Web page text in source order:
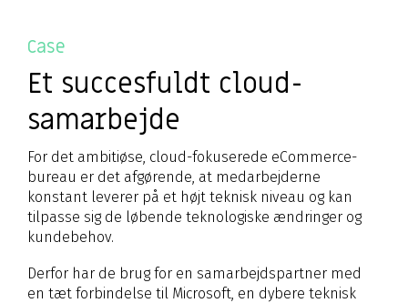
Case
Et succesfuldt cloud-
samarbejde
For det ambitiøse, cloud-fokuserede eCommerce-
bureau er det afgørende, at medarbejderne
konstant leverer på et højt teknisk niveau og kan
tilpasse sig de løbende teknologiske ændringer og
kundebehov.
Derfor har de brug for en samarbejdspartner med
en tæt forbindelse til Microsoft, en dybere teknisk